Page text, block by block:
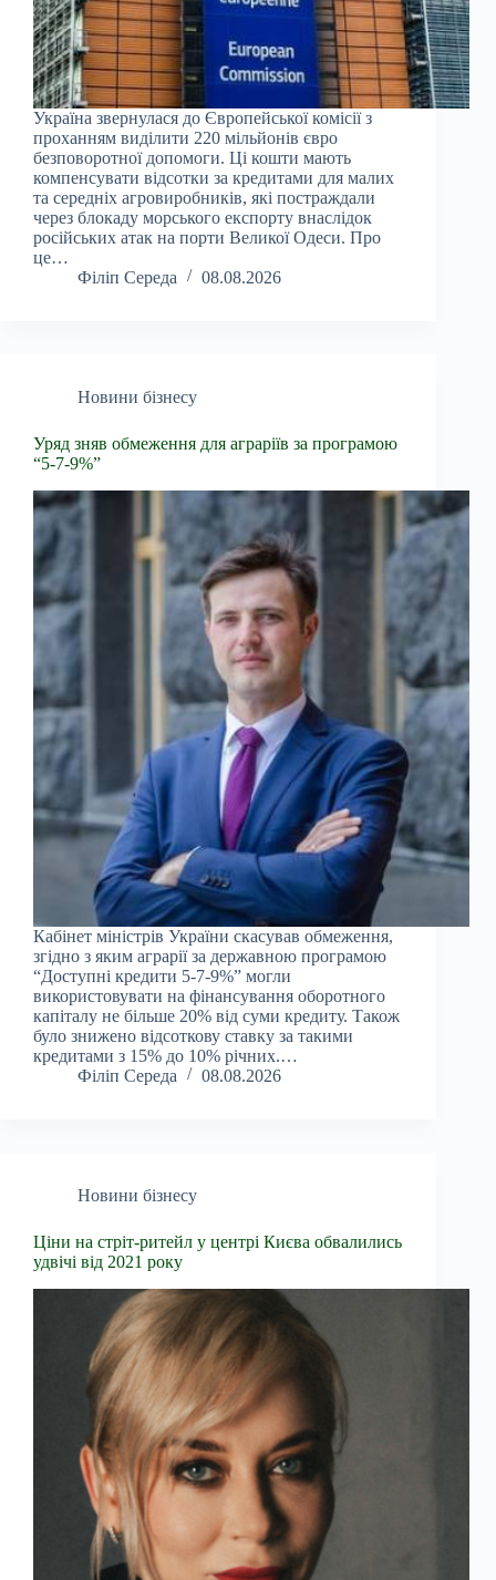
Україна звернулася до Європейської комісії з
проханням виділити 220 мільйонів євро
безповоротної допомоги. Ці кошти мають
компенсувати відсотки за кредитами для малих
та середніх агровиробників, які постраждали
через блокаду морського експорту внаслідок
російських атак на порти Великої Одеси. Про
це…
Філіп Середа
08.08.2026
Новини бізнесу
Уряд зняв обмеження для аграріїв за програмою
“5-7-9%”
Кабінет міністрів України скасував обмеження,
згідно з яким аграрії за державною програмою
“Доступні кредити 5-7-9%” могли
використовувати на фінансування оборотного
капіталу не більше 20% від суми кредиту. Також
було знижено відсоткову ставку за такими
кредитами з 15% до 10% річних.…
Філіп Середа
08.08.2026
Новини бізнесу
Ціни на стріт-ритейл у центрі Києва обвалились
удвічі від 2021 року